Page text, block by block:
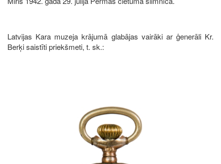
Latvijas Kara muzeja krājumā glabājas vairāki ar ģenerāli Kr.
Berķi saistīti priekšmeti, t. sk.: